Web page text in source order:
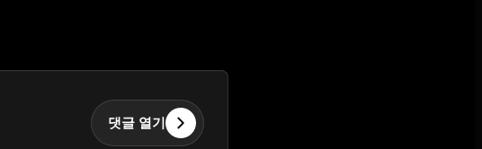
댓글 열기